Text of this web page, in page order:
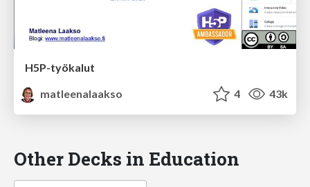
H5P-työkalut
matleenalaakso
4 43k
Other Decks in Education